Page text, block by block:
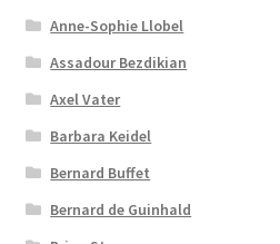
Anne-Sophie Llobel
Assadour Bezdikian
Axel Vater
Barbara Keidel
Bernard Buffet
Bernard de Guinhald